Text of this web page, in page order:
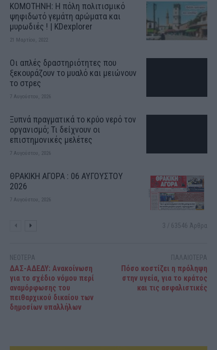
ΚΟΜΟΤΗΝΗ: H πόλη πολιτισμικό
ψηφιδωτό γεμάτη αρώματα και
μυρωδιές ! | KDexplorer
21 Μαρτίου, 2022
Οι απλές δραστηριότητες που
ξεκουράζουν το μυαλό και μειώνουν
το στρες
7 Αυγούστου, 2026
Ξυπνά πραγματικά το κρύο νερό τον
οργανισμό; Τι δείχνουν οι
επιστημονικές μελέτες
7 Αυγούστου, 2026
ΘΡΑΚΙΚΗ ΑΓΟΡΑ : 06 ΑΥΓΟΥΣΤΟΥ
2026
7 Αυγούστου, 2026
3 / 63546 Άρθρα
ΝΕΟΤΕΡΑ
ΔΑΣ-ΑΔΕΔΥ: Ανακοίνωση
για το σχέδιο νόμου περί
αναμόρφωσης του
πειθαρχικού δικαίου των
δημοσίων υπαλλήλων
ΠΑΛΑΙΟΤΕΡΑ
Πόσο κοστίζει η πρόληψη
στην υγεία, για το κράτος
και τις ασφαλιστικές